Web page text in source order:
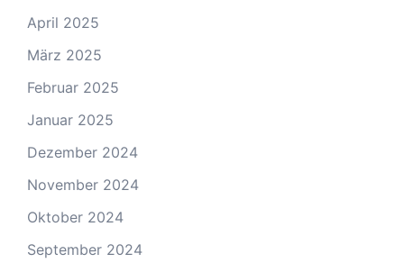
April 2025
März 2025
Februar 2025
Januar 2025
Dezember 2024
November 2024
Oktober 2024
September 2024